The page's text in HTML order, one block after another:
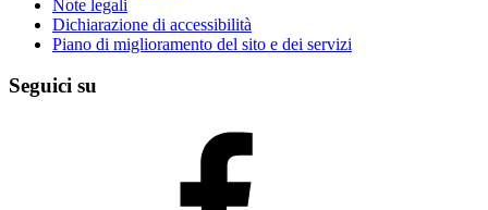
Note legali
Dichiarazione di accessibilità
Piano di miglioramento del sito e dei servizi
Seguici su